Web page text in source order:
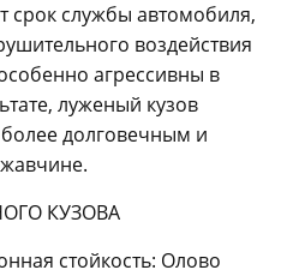
срок службы автомобиля,
воздействия
агрессивны в
луженый кузов
долговечным и
КУЗОВА
стойкость: Олово